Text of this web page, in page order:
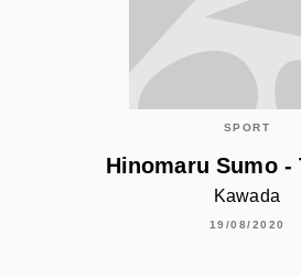
SPORT
Hinomaru Sumo -
Kawada
19/08/2020